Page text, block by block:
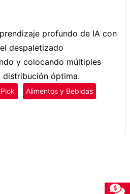
profundo de IA con
despaletizado
y colocando múltiples
distribución óptima.
Alimentos y Bebidas